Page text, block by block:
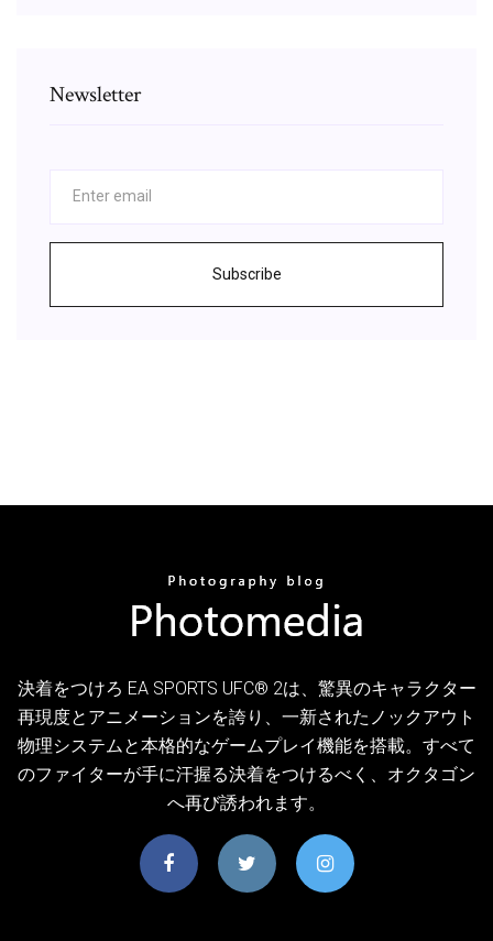
Newsletter
Subscribe
決着をつけろ EA SPORTS UFC® 2は、驚異のキャラクター
再現度とアニメーションを誇り、一新されたノックアウト
物理システムと本格的なゲームプレイ機能を搭載。すべて
のファイターが手に汗握る決着をつけるべく、オクタゴン
へ再び誘われます。